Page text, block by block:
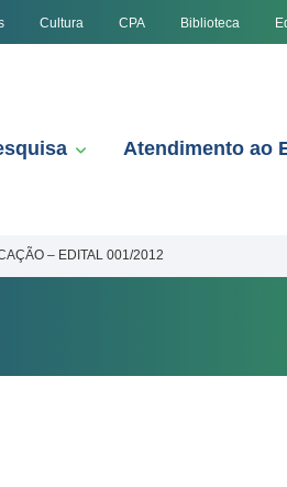
Cultura CPA Biblioteca
Atendimento ao
– EDITAL 001/2012